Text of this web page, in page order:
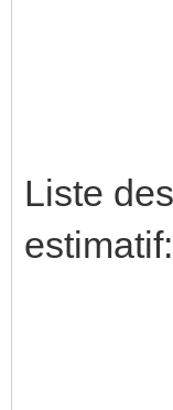
Liste
estimatif: